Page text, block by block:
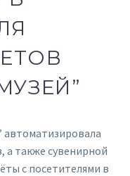
а также сувенирной
с посетителями в